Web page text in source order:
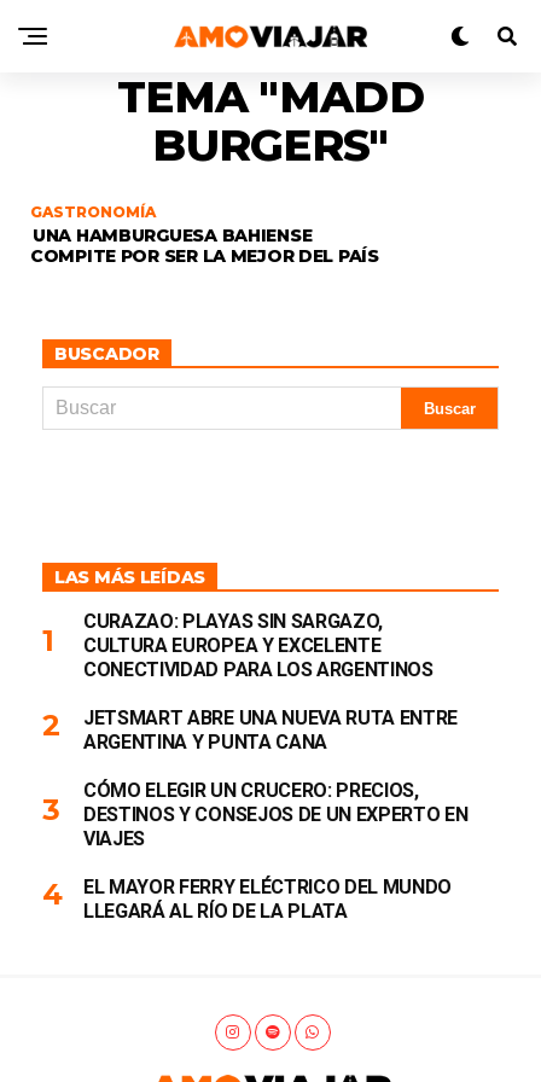
TEMA "MADD
BURGERS"
GASTRONOMÍA
UNA HAMBURGUESA BAHIENSE
COMPITE POR SER LA MEJOR DEL PAÍS
BUSCADOR
LAS MÁS LEÍDAS
CURAZAO: PLAYAS SIN SARGAZO,
CULTURA EUROPEA Y EXCELENTE
CONECTIVIDAD PARA LOS ARGENTINOS
JETSMART ABRE UNA NUEVA RUTA ENTRE
ARGENTINA Y PUNTA CANA
CÓMO ELEGIR UN CRUCERO: PRECIOS,
DESTINOS Y CONSEJOS DE UN EXPERTO EN
VIAJES
EL MAYOR FERRY ELÉCTRICO DEL MUNDO
LLEGARÁ AL RÍO DE LA PLATA